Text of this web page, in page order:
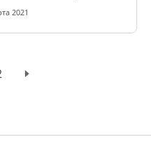
2021